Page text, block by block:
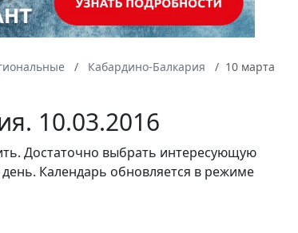
Кабардино-Балкария
10 марта
10.03.2016
Достаточно выбрать интересующую
Календарь обновляется в режиме